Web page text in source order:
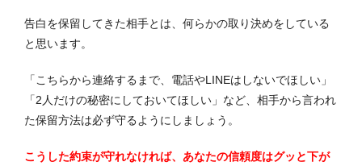
告白を保留してきた相手とは、何らかの取り決めをしている
と思います。
「こちらから連絡するまで、電話やLINEはしないでほしい」
「2人だけの秘密にしておいてほしい」など、相手から言われ
た保留方法は必ず守るようにしましょう。
こうした約束が守れなければ、あなたの信頼度はグッと下が